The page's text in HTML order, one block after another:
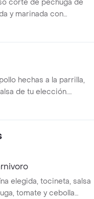
corte de pechuga de
y marinada con
hechas a la parrilla,
de tu elección.
francesa
elegida, tocineta, salsa
tomate y cebolla